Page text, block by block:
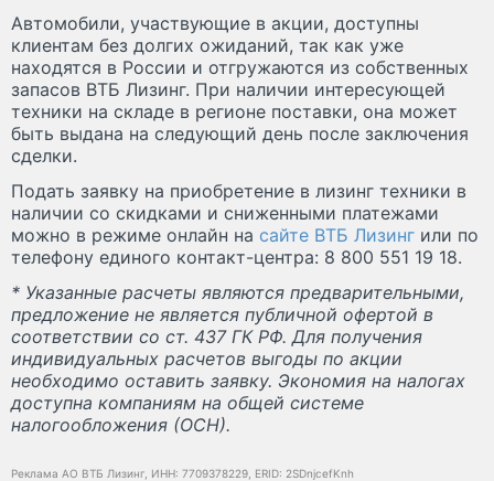
Автомобили, участвующие в акции, доступны
клиентам без долгих ожиданий, так как уже
находятся в России и отгружаются из собственных
запасов ВТБ Лизинг. При наличии интересующей
техники на складе в регионе поставки, она может
быть выдана на следующий день после заключения
сделки.
Подать заявку на приобретение в лизинг техники в
наличии со скидками и сниженными платежами
можно в режиме онлайн на сайте ВТБ Лизинг или по
телефону единого контакт-центра: 8 800 551 19 18.
* Указанные расчеты являются предварительными,
предложение не является публичной офертой в
соответствии со ст. 437 ГК РФ. Для получения
индивидуальных расчетов выгоды по акции
необходимо оставить заявку. Экономия на налогах
доступна компаниям на общей системе
налогообложения (ОСН).
Реклама АО ВТБ Лизинг, ИНН: 7709378229, ERID: 2SDnjcefKnh